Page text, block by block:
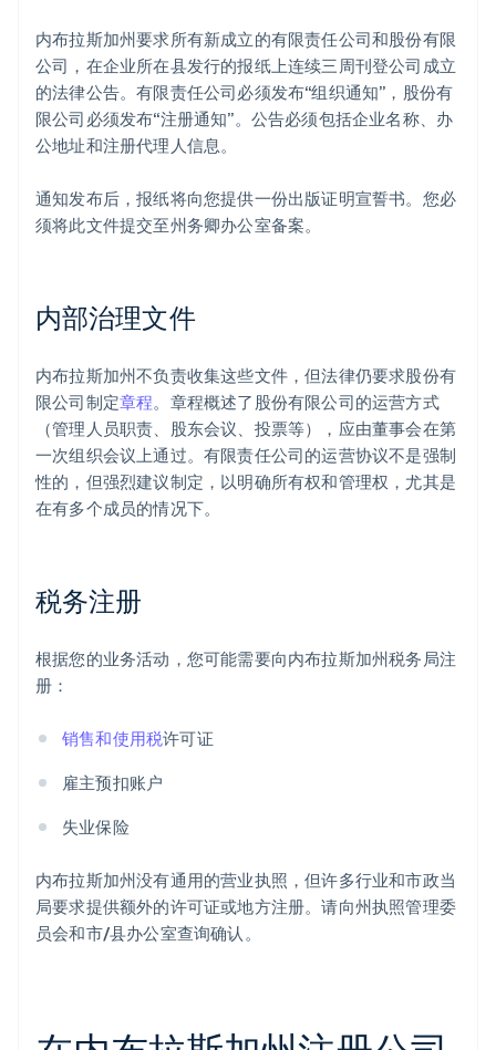
内布拉斯加州要求所有新成立的有限责任公司和股份有限
公司，在企业所在县发行的报纸上连续三周刊登公司成立
的法律公告。有限责任公司必须发布“组织通知”，股份有
限公司必须发布“注册通知”。公告必须包括企业名称、办
公地址和注册代理人信息。
通知发布后，报纸将向您提供一份出版证明宣誓书。您必
须将此文件提交至州务卿办公室备案。
内部治理文件
内布拉斯加州不负责收集这些文件，但法律仍要求股份有
限公司制定章程。章程概述了股份有限公司的运营方式
（管理人员职责、股东会议、投票等），应由董事会在第
一次组织会议上通过。有限责任公司的运营协议不是强制
性的，但强烈建议制定，以明确所有权和管理权，尤其是
在有多个成员的情况下。
税务注册
根据您的业务活动，您可能需要向内布拉斯加州税务局注
册：
销售和使用税许可证
雇主预扣账户
失业保险
内布拉斯加州没有通用的营业执照，但许多行业和市政当
局要求提供额外的许可证或地方注册。请向州执照管理委
员会和市/县办公室查询确认。